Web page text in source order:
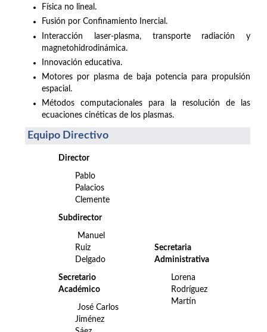
Física no lineal.
Fusión por Confinamiento Inercial.
Interacción laser-plasma, transporte radiación y
magnetohidrodinámica.
Innovación educativa.
Motores por plasma de baja potencia para propulsión
espacial.
Métodos computacionales para la resolución de las
ecuaciones cinéticas de los plasmas.
Equipo Directivo
Director
Pablo
Palacios
Clemente
Subdirector
Manuel
Ruiz
Delgado
Secretario
Académico
José Carlos
Jiménez
Secretaria
Administrativa
Lorena
Rodríguez
Martín